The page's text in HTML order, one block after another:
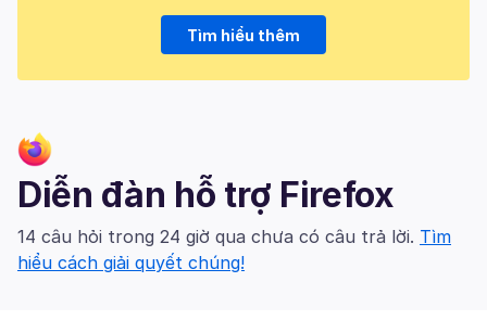
Tìm hiểu thêm
Diễn đàn hỗ trợ Firefox
14 câu hỏi trong 24 giờ qua chưa có câu trả lời. Tìm
hiểu cách giải quyết chúng!